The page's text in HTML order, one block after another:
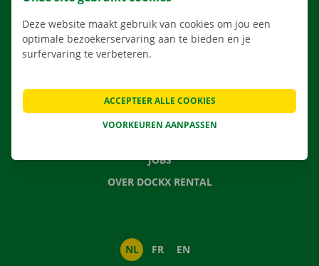
VERHUISOPLOSSINGEN
VEELGESTELDE VRAGEN
NIEUWS
JOBS
OVER DOCKX RENTAL
NL FR EN
Deze website maakt gebruik van cookies om jou een
optimale bezoekerservaring aan te bieden en je
surfervaring te verbeteren.
VOORKEUREN AANPASSEN
ACCEPTEER ALLE COOKIES